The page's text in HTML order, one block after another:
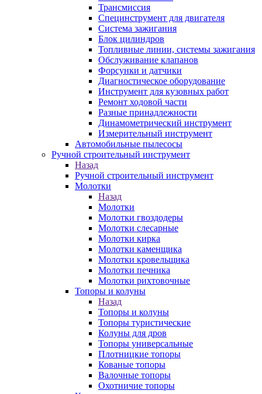
Трансмиссия
Специнструмент для двигателя
Система зажигания
Блок цилиндров
Топливные линии, системы зажигания
Обслуживание клапанов
Форсунки и датчики
Диагностическое оборудование
Инструмент для кузовных работ
Ремонт ходовой части
Разные принадлежности
Динамометрический инструмент
Измерительный инструмент
Автомобильные пылесосы
Ручной строительный инструмент
Назад
Ручной строительный инструмент
Молотки
Назад
Молотки
Молотки гвоздодеры
Молотки слесарные
Молотки кирка
Молотки каменщика
Молотки кровельщика
Молотки печника
Молотки рихтовочные
Топоры и колуны
Назад
Топоры и колуны
Топоры туристические
Колуны для дров
Топоры универсальные
Плотницкие топоры
Кованые топоры
Валочные топоры
Охотничие топоры